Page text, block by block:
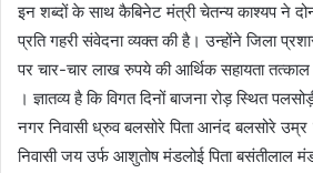
इन शब्दों के साथ कैबिनेट मंत्री चेतन्य काश्यप ने
प्रति गहरी संवेदना व्यक्त की है। उन्होंने जिला
पर चार-चार लाख रुपये की आर्थिक सहायता
। ज्ञातव्य है कि विगत दिनों बाजना रोड़ स्थित
नगर निवासी ध्रुव बलसोरे पिता आनंद बलसोरे उम्र
निवासी जय उर्फ आशुतोष मंडलोई पिता बसंतीलाल